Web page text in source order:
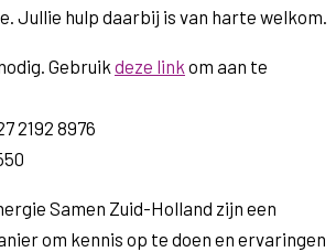
Jullie hulp daarbij is van harte welkom.
Gebruik deze link om aan te
2192 8976
Samen Zuid-Holland zijn een
om kennis op te doen en ervaringen